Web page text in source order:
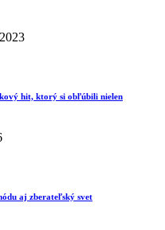
hit, ktorý si obľúbili nielen
aj zberateľský svet